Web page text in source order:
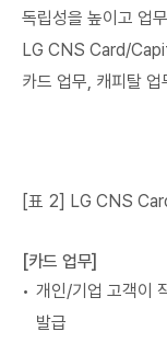
독립성을 높이고 업
LG CNS Card/
카드 업무, 캐피탈
[표 2] LG CNS
[카드 업무]
개인/기업 고객이
발급